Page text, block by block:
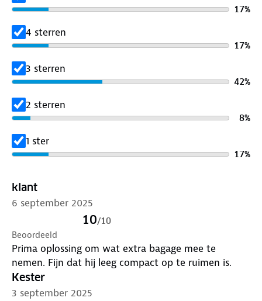
17%
4 sterren
17%
3 sterren
42%
2 sterren
8%
1 ster
17%
klant
6 september 2025
10/10
Beoordeeld
Prima oplossing om wat extra bagage mee te
nemen. Fijn dat hij leeg compact op te ruimen is.
Kester
3 september 2025